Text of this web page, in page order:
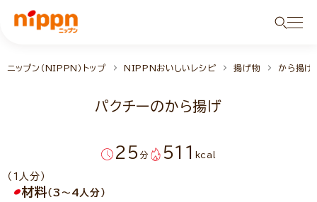
ニップン（NIPPN）トップ NIPPNおいしいレシピ 揚げ物 から揚げ
パクチーのから揚げ
25 分 511 kcal
（1人分）
材料（3～4人分）